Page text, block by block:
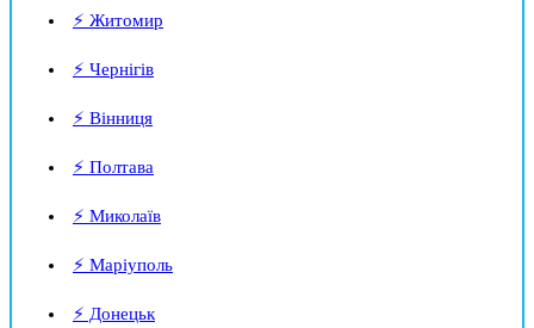
⚡ Житомир
⚡ Чернігів
⚡ Вінниця
⚡ Полтава
⚡ Миколаїв
⚡ Маріуполь
⚡ Донецьк